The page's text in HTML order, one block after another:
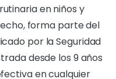
en niños y
forma parte del
por la Seguridad
desde los 9 años
en cualquier